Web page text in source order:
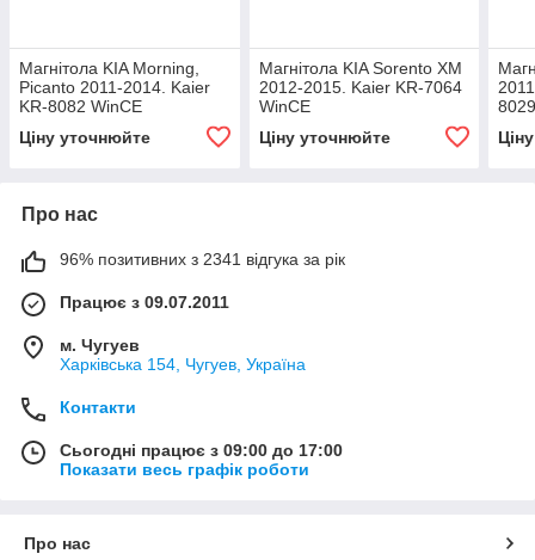
Магнітола KIA Morning,
Picanto 2011-2014. Kaier
KR-8082 WinCE
Ціну уточнюйте
Магнітола KIA Sorento XM
2012-2015. Kaier KR-7064
WinCE
Ціну уточнюйте
Про нас
96% позитивних з 2341 відгука за рік
Працює з 09.07.2011
м. Чугуев
Харківська 154, Чугуев, Україна
Контакти
Сьогодні працює з 09:00 до 17:00
Показати весь графік роботи
Про нас